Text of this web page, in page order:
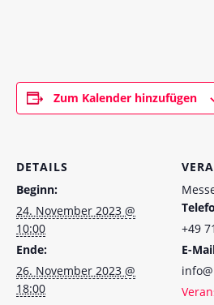
Zum Kalender hinzufügen
DETAILS
Beginn:
24. November 2023 @
10:00
Ende:
26. November 2023 @
18:00
+49
E-